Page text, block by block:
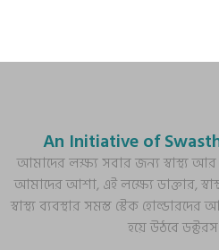
An Initiative of
আমাদের লক্ষ্য সবার জন্য স্বাস্থ্য
আমাদের আশা, এই লক্ষ্যে ডাক্তার,
স্বাস্থ্য ব্যবস্থার সমস্ত স্টেক
হয়ে উঠবে